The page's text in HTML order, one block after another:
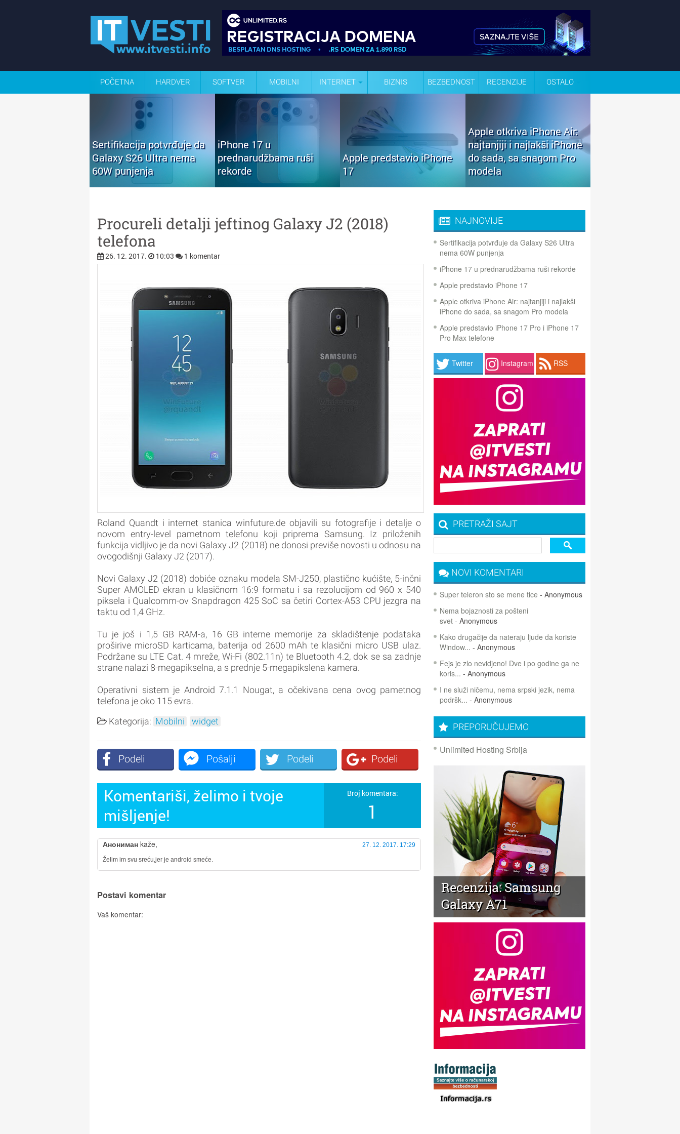
POČETNA HARDVER SOFTVER MOBILNI INTERNET BIZNIS BEZBEDNOST RECENZIJE OSTALO
Sertifikacija potvrđuje da
Galaxy S26 Ultra nema
60W punjenja
iPhone 17 u
prednarudžbama ruši
rekorde
Apple predstavio iPhone
17
Apple otkriva iPhone Air:
najtanjiji i najlakši iPhone
do sada, sa snagom Pro
modela
Procureli detalji jeftinog Galaxy J2 (2018)
telefona
26. 12. 2017. 10:03 1 komentar
Roland Quandt i internet stanica winfuture.de objavili su fotografije i detalje o
novom entry-level pametnom telefonu koji priprema Samsung. Iz priloženih
funkcija vidljivo je da novi Galaxy J2 (2018) ne donosi previše novosti u odnosu na
ovogodišnji Galaxy J2 (2017).
Novi Galaxy J2 (2018) dobiće oznaku modela SM-J250, plastično kućište, 5-inčni
Super AMOLED ekran u klasičnom 16:9 formatu i sa rezolucijom od 960 x 540
piksela i Qualcomm-ov Snapdragon 425 SoC sa četiri Cortex-A53 CPU jezgra na
taktu od 1,4 GHz.
Tu je još i 1,5 GB RAM-a, 16 GB interne memorije za skladištenje podataka
proširive microSD karticama, baterija od 2600 mAh te klasični micro USB ulaz.
Podržane su LTE Cat. 4 mreže, Wi-Fi (802.11n) te Bluetooth 4.2, dok se sa zadnje
strane nalazi 8-megapikselna, a s prednje 5-megapikslena kamera.
Operativni sistem je Android 7.1.1 Nougat, a očekivana cena ovog pametnog
telefona je oko 115 evra.
Kategorija: Mobilni widget
Podeli Pošalji Podeli Podeli
Komentariši, želimo i tvoje
mišljenje!
Broj komentara:
1
Анониман kaže, 27. 12. 2017. 17:29
Želim im svu sreću,jer je android smeće.
Postavi komentar
Vaš komentar:
NAJNOVIJE
Sertifikacija potvrđuje da Galaxy S26 Ultra
nema 60W punjenja
iPhone 17 u prednarudžbama ruši rekorde
Apple predstavio iPhone 17
Apple otkriva iPhone Air: najtanjiji i najlakši
iPhone do sada, sa snagom Pro modela
Apple predstavio iPhone 17 Pro i iPhone 17
Pro Max telefone
Twitter Instagram RSS
PRETRAŽI SAJT
NOVI KOMENTARI
Super teleron sto se mene tice - Anonymous
Nema bojaznosti za pošteni
svet - Anonymous
Kako drugačije da nateraju ljude da koriste
Window... - Anonymous
Fejs je zlo nevidjeno! Dve i po godine ga ne
koris... - Anonymous
I ne služi ničemu, nema srpski jezik, nema
podršk... - Anonymous
PREPORUČUJEMO
Unlimited Hosting Srbija
Recenzija: Samsung
Galaxy A71